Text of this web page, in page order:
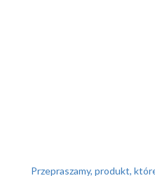
Przepraszamy, produkt,